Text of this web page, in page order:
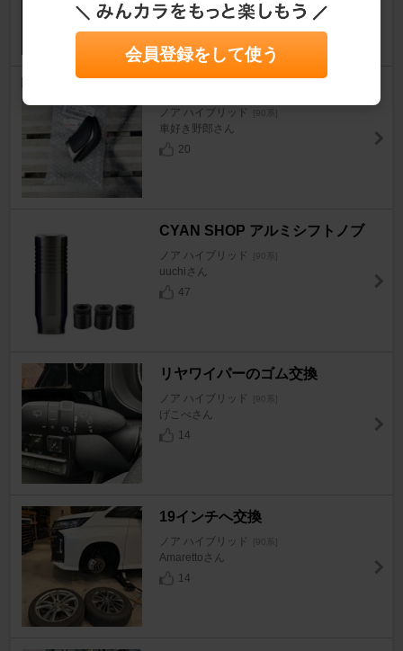
ＮＥＯさん
ノア ハイブリッド
車好き野郎さん
20
CYAN SHOP アルミシフトノブ
ノア ハイブリッド [90系]
uuchiさん
47
リヤワイパーのゴム交換
ノア ハイブリッド [90系]
げこべさん
14
19インチへ交換
ノア ハイブリッド [90系]
Amarettoさん
14
会員登録をして使う